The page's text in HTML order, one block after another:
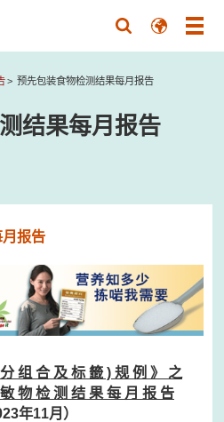
预先包装食物检测结果每月报告
结果每月报告
报告
组 合 及 标 籤 ) 规 例 》 之
物 检 测 结 果 每 月 报 告
年11月）